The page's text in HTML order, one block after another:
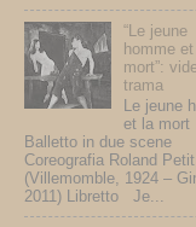
“Le jeune
homme et
mort”:
trama
Le jeune
et la mort
Balletto in due scene
Coreografia Roland Petit
(Villemomble, 1924 –
2011) Libretto Je...